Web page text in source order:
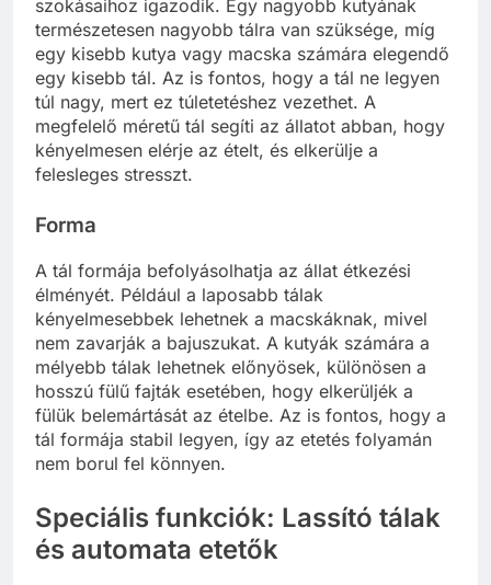
szokásaihoz igazodik. Egy nagyobb kutyának
természetesen nagyobb tálra van szüksége, míg
egy kisebb kutya vagy macska számára elegendő
egy kisebb tál. Az is fontos, hogy a tál ne legyen
túl nagy, mert ez túletetéshez vezethet. A
megfelelő méretű tál segíti az állatot abban, hogy
kényelmesen elérje az ételt, és elkerülje a
felesleges stresszt.
Forma
A tál formája befolyásolhatja az állat étkezési
élményét. Például a laposabb tálak
kényelmesebbek lehetnek a macskáknak, mivel
nem zavarják a bajuszukat. A kutyák számára a
mélyebb tálak lehetnek előnyösek, különösen a
hosszú fülű fajták esetében, hogy elkerüljék a
fülük belemártását az ételbe. Az is fontos, hogy a
tál formája stabil legyen, így az etetés folyamán
nem borul fel könnyen.
Speciális funkciók: Lassító tálak
és automata etetők